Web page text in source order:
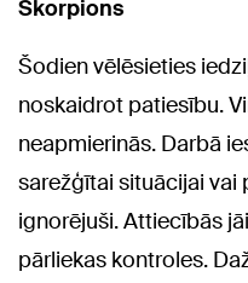
Skorpions
Šodien vēlēsieties
noskaidrot patiesību.
neapmierinās. Darbā
sarežģītai situācijai vai
ignorējuši. Attiecībās
pārliekas kontroles.